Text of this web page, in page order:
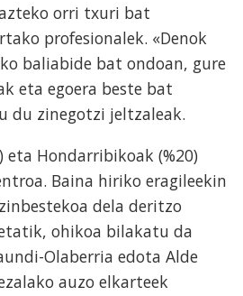
orri txuri bat
profesionalek. «Denok
baliabide bat ondoan, gure
eta egoera beste bat
du zinegotzi jeltzaleak.
eta Hondarribikoak (%20)
Baina hiriko eragileekin
dela deritzo
ohikoa bilakatu da
Olaberria edota Alde
auzo elkarteek